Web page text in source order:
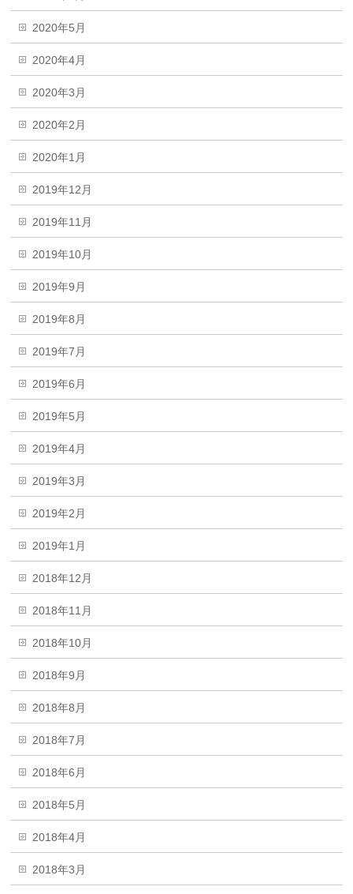
2020年5月
2020年4月
2020年3月
2020年2月
2020年1月
2019年12月
2019年11月
2019年10月
2019年9月
2019年8月
2019年7月
2019年6月
2019年5月
2019年4月
2019年3月
2019年2月
2019年1月
2018年12月
2018年11月
2018年10月
2018年9月
2018年8月
2018年7月
2018年6月
2018年5月
2018年4月
2018年3月